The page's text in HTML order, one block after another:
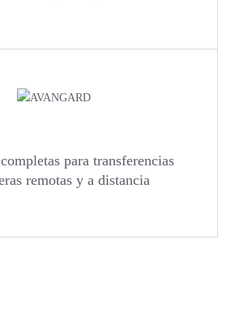
para transferencias
remotas y a distancia